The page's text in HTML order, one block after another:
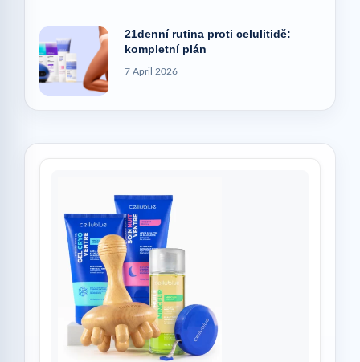
21denní rutina proti celulitidě:
kompletní plán
7 April 2026